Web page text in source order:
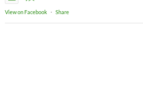
View on Facebook · Share